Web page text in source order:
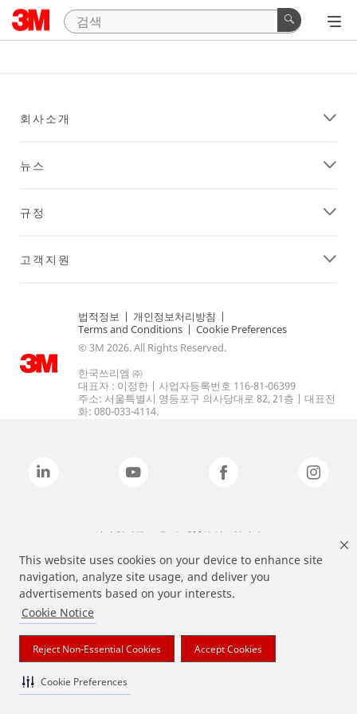
This website uses cookies on your device to enhance site
navigation, analyze site usage, and deliver you
advertisements based on your interests.
Cookie Notice
Reject Non-Essential Cookies Accept Cookies
Cookie Preferences
회사소개
뉴스
규정
고객지원
법적정보 | 개인정보처리방침 |
Terms and Conditions | Cookie Preferences
© 3M 2026. All Rights Reserved.
한국쓰리엠 ㈜
대표자 : 이정한 | 사업자등록번호 116-81-06399
주소: 서울특별시 영등포구 의사당대로 82, 21층 | 대표전
화: 080-033-4114.
상기 열거된 브랜드는 3M의 상표입니다.